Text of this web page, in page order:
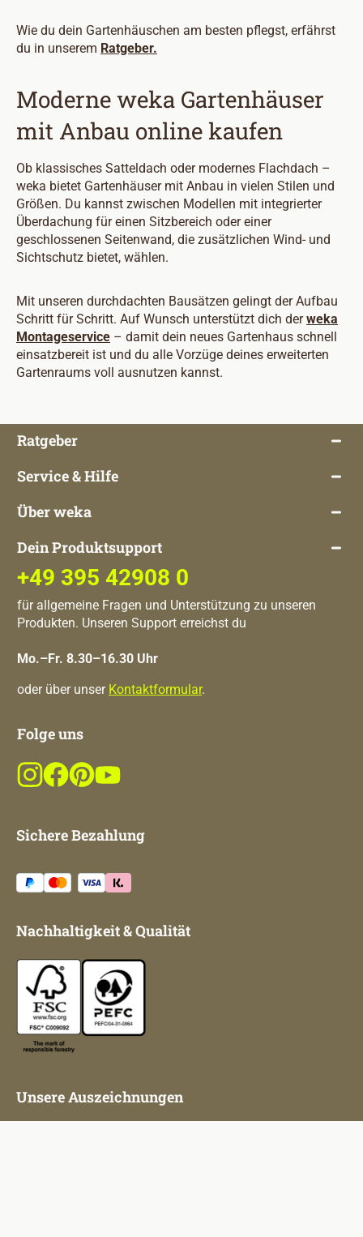
Wie du dein Gartenhäuschen am besten pflegst, erfährst
du in unserem Ratgeber.
Moderne weka Gartenhäuser
mit Anbau online kaufen
Ob klassisches Satteldach oder modernes Flachdach –
weka bietet Gartenhäuser mit Anbau in vielen Stilen und
Größen. Du kannst zwischen Modellen mit integrierter
Überdachung für einen Sitzbereich oder einer
geschlossenen Seitenwand, die zusätzlichen Wind- und
Sichtschutz bietet, wählen.
Mit unseren durchdachten Bausätzen gelingt der Aufbau
Schritt für Schritt. Auf Wunsch unterstützt dich derweka
Montageservice – damit dein neues Gartenhaus schnell
einsatzbereit ist und du alle Vorzüge deines erweiterten
Gartenraums voll ausnutzen kannst.
Ratgeber
Service & Hilfe
Über weka
Dein Produktsupport
+49 395 42908 0
für allgemeine Fragen und Unterstützung zu unseren
Produkten. Unseren Support erreichst du
Mo.–Fr. 8.30–16.30 Uhr
oder über unser Kontaktformular.
Folge uns
Sichere Bezahlung
Nachhaltigkeit & Qualität
Unsere Auszeichnungen